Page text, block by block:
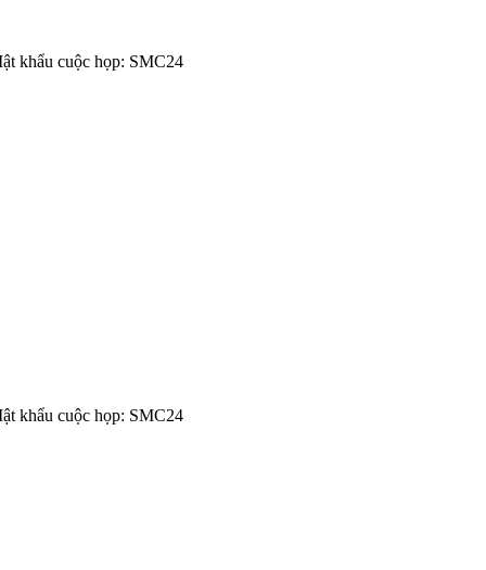
khẩu cuộc họp: SMC24
khẩu cuộc họp: SMC24